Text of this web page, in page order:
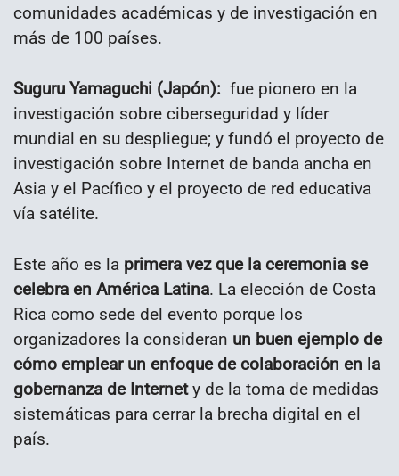
comunidades académicas y de investigación en
más de 100 países.
Suguru Yamaguchi (Japón): fue pionero en la
investigación sobre ciberseguridad y líder
mundial en su despliegue; y fundó el proyecto de
investigación sobre Internet de banda ancha en
Asia y el Pacífico y el proyecto de red educativa
vía satélite.
Este año es la primera vez que la ceremonia se
celebra en América Latina. La elección de Costa
Rica como sede del evento porque los
organizadores la consideran un buen ejemplo de
cómo emplear un enfoque de colaboración en la
gobernanza de Internety de la toma de medidas
sistemáticas para cerrar la brecha digital en el
país.